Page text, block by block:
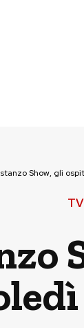
Show, gli
TV